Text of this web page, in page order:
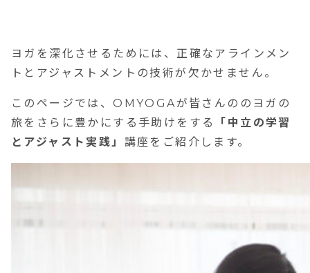
さん
ヨガを深化させるためには、正確なアラインメン
トとアジャストメントの技術が欠かせません。
このページでは、OMYOGAが皆さんののヨガの
旅をさらに豊かにする手助けをする
「中立の学習
とアジャスト実践」 講座をご紹介します。